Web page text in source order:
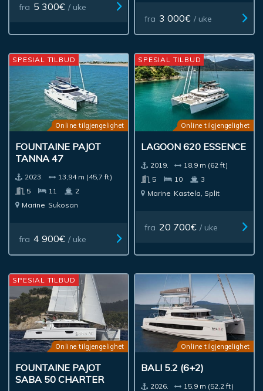
fra 5 300€ / uke
fra 3 000€ / uke
Online tilgjengelighet
FOUNTAINE PAJOT
TANNA 47
2023.
13,94 m (45,7 ft)
5
11
2
Marine Sukosan
fra 4 900€ / uke
SPESIAL TILBUD
Online tilgjengelighet
LAGOON 620 ESSENCE
2019.
18,9 m (62 ft)
5
10
3
Marine Kastela, Split
fra 20 700€ / uke
SPESIAL TILBUD
Online tilgjengelighet
FOUNTAINE PAJOT
SABA 50 CHARTER
SPESIAL TILBUD
Online tilgjengelighet
BALI 5.2 (6+2)
2026.
15,9 m (52,2 ft)